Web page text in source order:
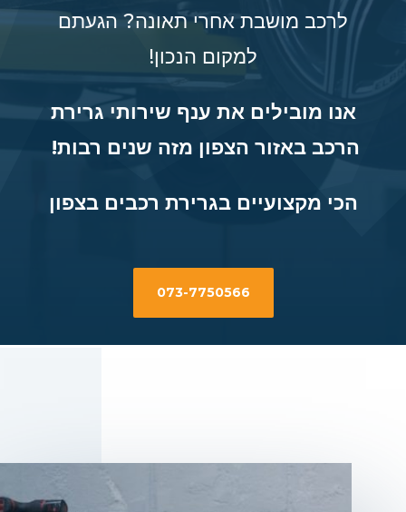
לרכב מושבת אחרי תאונה? הגעתם
למקום הנכון!
אנו מובילים את ענף שירותי גרירת
הרכב באזור הצפון מזה שנים רבות!
הכי מקצועיים בגרירת רכבים בצפון
073-7750566